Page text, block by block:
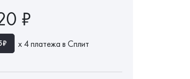
₽
х 4 платежа в Сплит